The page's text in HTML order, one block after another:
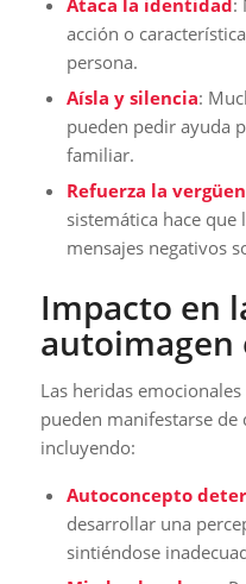
Ataca la identidad :
acción o
persona.
Aísla y silencia:
pueden pedir ayuda
familiar.
Refuerza la
sistemática hace
mensajes negativos
Impacto en
autoimagen
Las heridas
pueden manifestarse de
incluyendo:
Autoconcepto
desarrollar una
sintiéndose